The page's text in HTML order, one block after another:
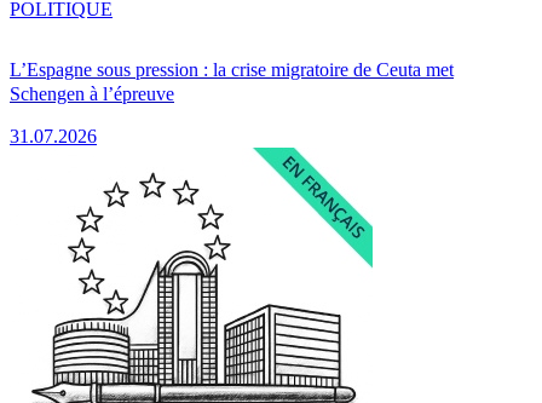
L’Espagne sous pression : la crise migratoire de Ceuta met
Schengen à l’épreuve
31.07.2026
POLITIQUE